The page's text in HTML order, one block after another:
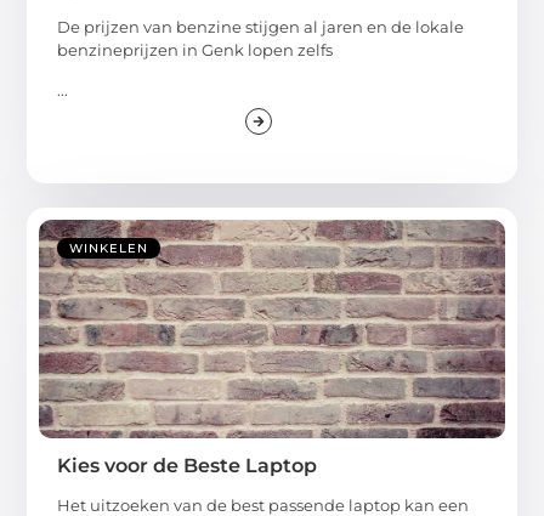
De prijzen van benzine stijgen al jaren en de lokale
benzineprijzen in Genk lopen zelfs
...
WINKELEN
Kies voor de Beste Laptop
Het uitzoeken van de best passende laptop kan een